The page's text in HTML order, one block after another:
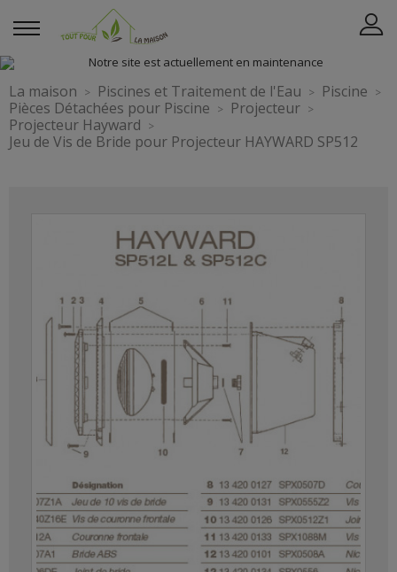
La maison Piscines et Traitement de l'Eau
Piscine
Pièces Détachées pour Piscine
Projecteur
Projecteur Hayward
Jeu de Vis de Bride pour Projecteur HAYWARD SP512